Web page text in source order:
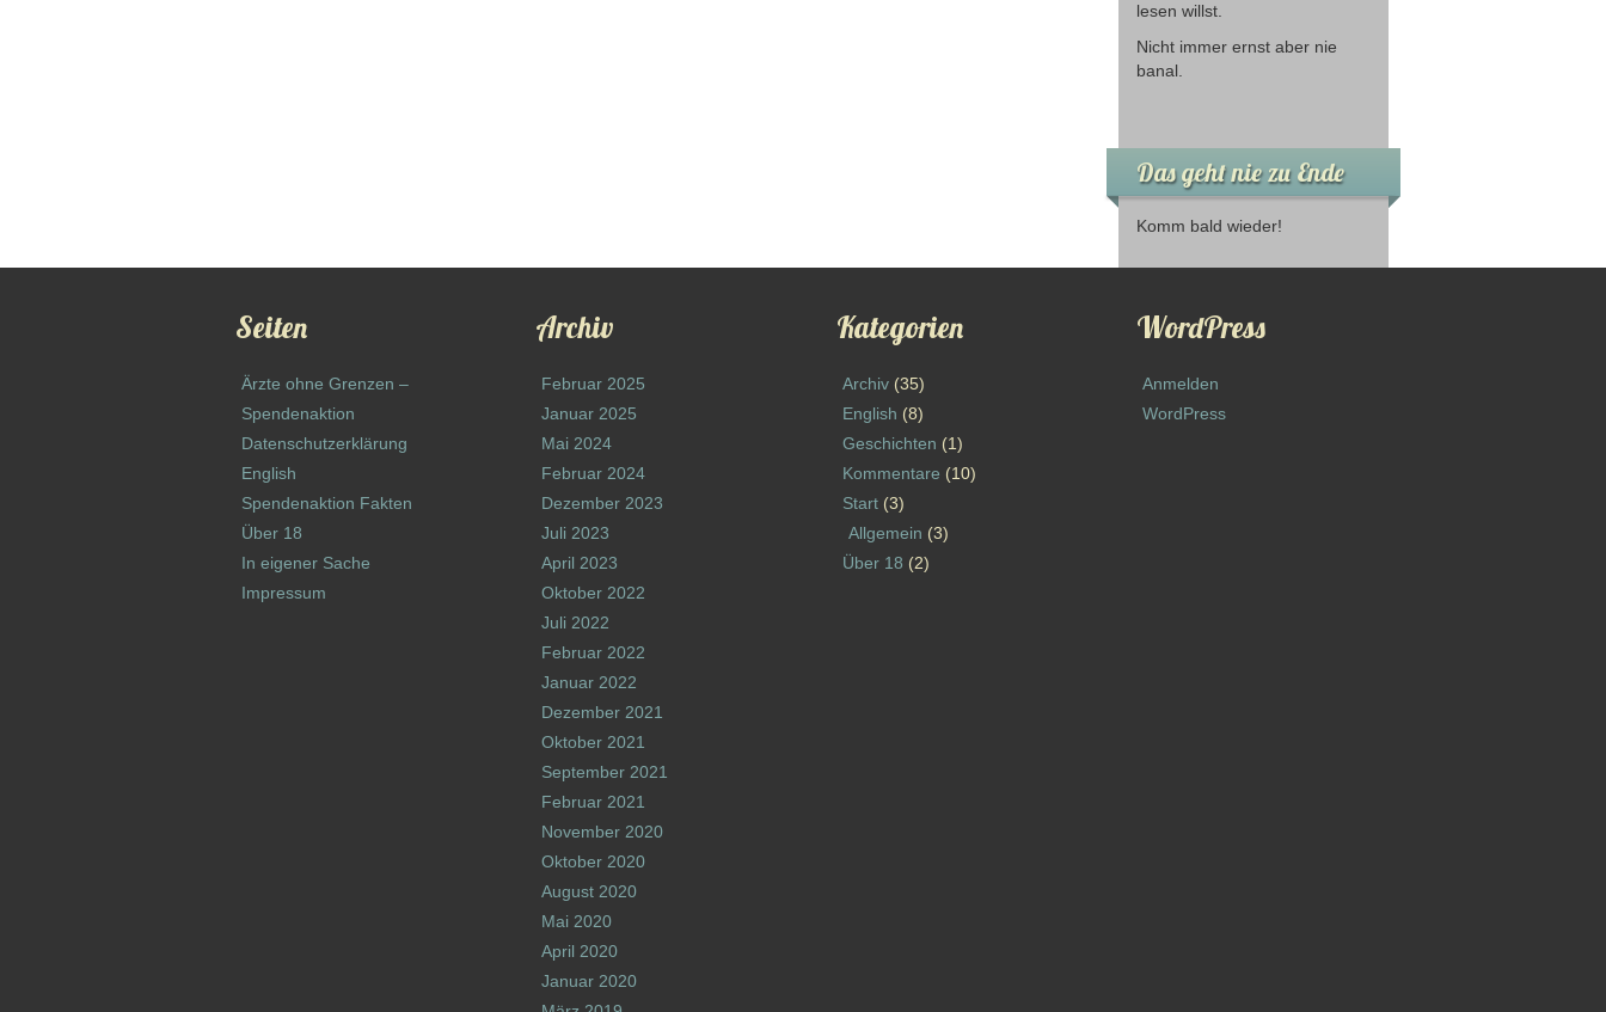
lesen willst.
Nicht immer ernst aber nie
banal.
Das geht nie zu Ende
Komm bald wieder!
Seiten
Ärzte ohne Grenzen –
Spendenaktion
Datenschutzerklärung
English
Spendenaktion Fakten
Über 18
In eigener Sache
Impressum
Archiv
Februar 2025
Januar 2025
Mai 2024
Februar 2024
Dezember 2023
Juli 2023
April 2023
Oktober 2022
Juli 2022
Februar 2022
Januar 2022
Dezember 2021
Oktober 2021
September 2021
Februar 2021
November 2020
Oktober 2020
August 2020
Mai 2020
April 2020
Januar 2020
Kategorien
Archiv(35)
English (8)
Geschichten (1)
Kommentare (10)
Start(3)
Allgemein (3)
Über 18 (2)
WordPress
Anmelden
WordPress